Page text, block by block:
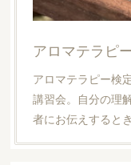
アロマテラピ
アロマテラピー検
講習会。自分の理
者にお伝えすると